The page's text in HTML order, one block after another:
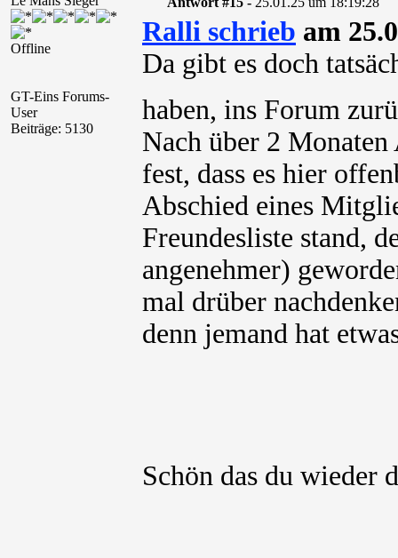
Offline
GT-Eins Forums-
User
Beiträge: 5130
Ralli schrieb am
Da gibt es doch
haben, ins Forum
Nach über 2
fest, dass es hier
Abschied eines
Freundesliste stand,
angenehmer)
mal drüber
denn jemand hat
Schön das du wieder